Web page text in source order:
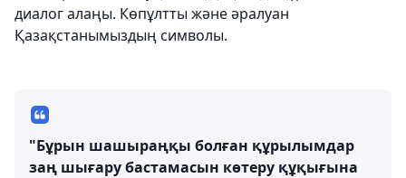
диалог алаңы. Көпұлтты және әралуан
Қазақстанымыздың символы.
"Бұрын шашыраңқы болған құрылымдар
заң шығару бастамасын көтеру құқығына